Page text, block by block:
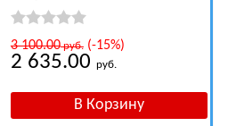
3 100.00руб.(-15%)
2 635.00 руб.